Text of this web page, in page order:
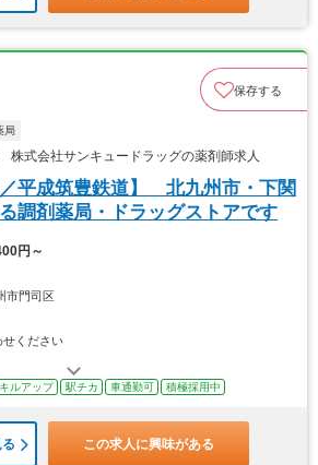
保存する
局
式会社サンキュードラッグの薬剤師求人
／平成筑豊鉄道】 北九州市・下関
調剤薬局・ドラッグストアです
円～
市門司区
ください
ルアップ 駅チカ 車通勤可 積極採用中
この求人に興味がある